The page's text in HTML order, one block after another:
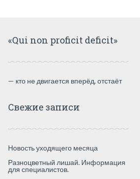
«Qui non proficit deficit»
— кто не двигается вперёд, отстаёт
Свежие записи
Новость уходящего месяца
Разноцветный лишай. Информация
для специалистов.